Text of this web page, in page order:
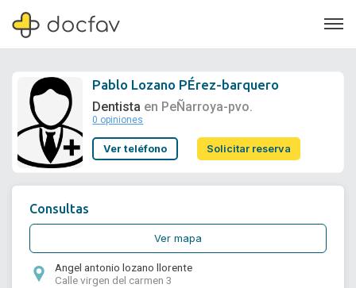
Soporte
Pablo Lozano PÉrez-barquero
Dentista en PeÑarroya-pvo.
0 opiniones
Ver teléfono Solicitar reserva
Consultas
Ver mapa
Angel antonio lozano llorente
Calle virgen del carmen 3